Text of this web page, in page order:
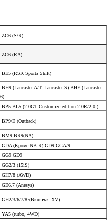
ZC6 (S/R)
ZC6 (RA)
BE5 (RSK Sports Shift)
BH9 (Lancaster A/T, Lancaster S) BHE (Lancaster
6)
BP5 BL5 (2.0GT Customize edition 2.0R/2.0i)
BP9/E (Outback)
BM9 BR9(NA)
GDA (Кроме NB-R) GD9 GGA/9
GG9 GD9
GG2/3 (15iS)
GH7/8 (AWD)
GE6.7 (Anesys)
GH2/3/6/7/8?(Включая XV)
YA5 (turbo, 4WD)